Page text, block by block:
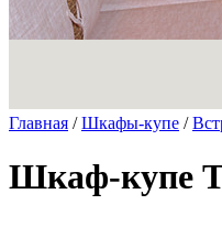
Главная /Шкафы-купе /
Шкаф-купе